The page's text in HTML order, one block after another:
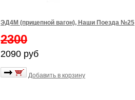
ЭД4М (прицепной вагон), Наши Поезда №25
2300
2090 руб
Добавить в корзину